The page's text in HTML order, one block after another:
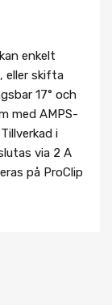
enkelt
eller skifta
17° och
med AMPS-
i
via 2 A
på ProClip